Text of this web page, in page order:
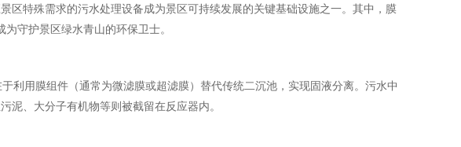
区特殊需求的污水处理设备成为景区可持续发展的关键基础设施之一。其中，膜
守护景区绿水青山的环保卫士。
利用膜组件（通常为微滤膜或超滤膜）替代传统二沉池，实现固液分离。污水中
泥、大分子有机物等则被截留在反应器内。